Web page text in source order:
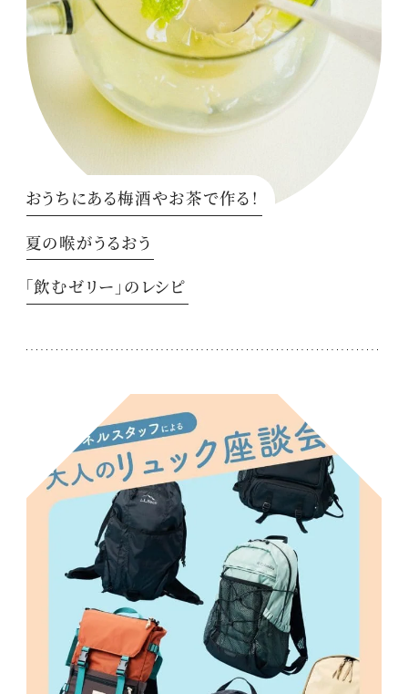
おうちにある梅酒やお茶で作る！
夏の喉がうるおう
「飲むゼリー」のレシピ